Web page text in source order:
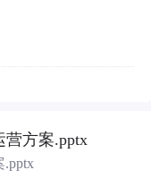
营方案.pptx
.pptx